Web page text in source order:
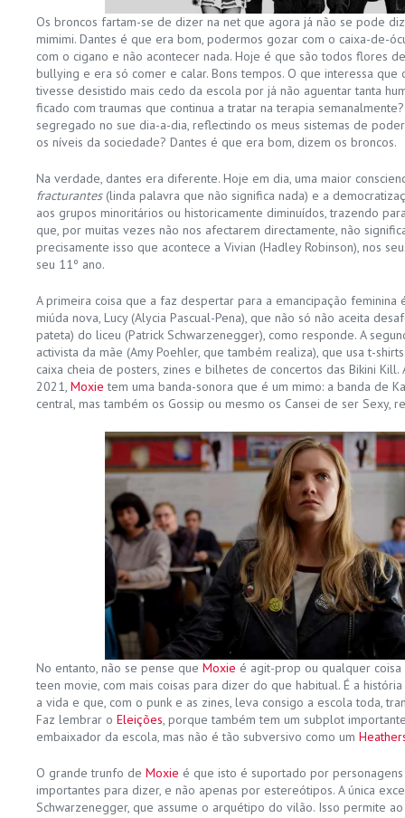
Os broncos fartam-se de dizer na net que agora já não se pode
mimimi. Dantes é que era bom, podermos gozar com o caixa-de-
com o cigano e não acontecer nada. Hoje é que são todos flores
bullying e era só comer e calar. Bons tempos. O que interessa que
tivesse desistido mais cedo da escola por já não aguentar tanta
ficado com traumas que continua a tratar na terapia
segregado no sue dia-a-dia, reflectindo os meus sistemas de
os níveis da sociedade? Dantes é que era bom, dizem os broncos.
Na verdade, dantes era diferente. Hoje em dia, uma maior
fracturantes(linda palavra que não significa nada) e a
aos grupos minoritários ou historicamente diminuídos, trazendo
que, por muitas vezes não nos afectarem directamente, não
precisamente isso que acontece a Vivian (Hadley Robinson), nos
seu 11º ano.
A primeira coisa que a faz despertar para a emancipação feminina
miúda nova, Lucy (Alycia Pascual-Pena), que não só não aceita
pateta) do liceu (Patrick Schwarzenegger), como responde. A
activista da mãe (Amy Poehler, que também realiza), que usa t-
caixa cheia de posters, zines e bilhetes de concertos das Bikini
2021, Moxie tem uma banda-sonora que é um mimo: a banda de
central, mas também os Gossip ou mesmo os Cansei de ser Sexy,
No entanto, não se pense que Moxie é agit-prop ou qualquer
teen movie, com mais coisas para dizer do que habitual. É a
a vida e que, com o punk e as zines, leva consigo a escola toda,
Faz lembrar o Eleições, porque também tem um subplot
embaixador da escola, mas não é tão subversivo como um
O grande trunfo de Moxie é que isto é suportado por
importantes para dizer, e não apenas por estereótipos. A única
Schwarzenegger, que assume o arquétipo do vilão. Isso permite